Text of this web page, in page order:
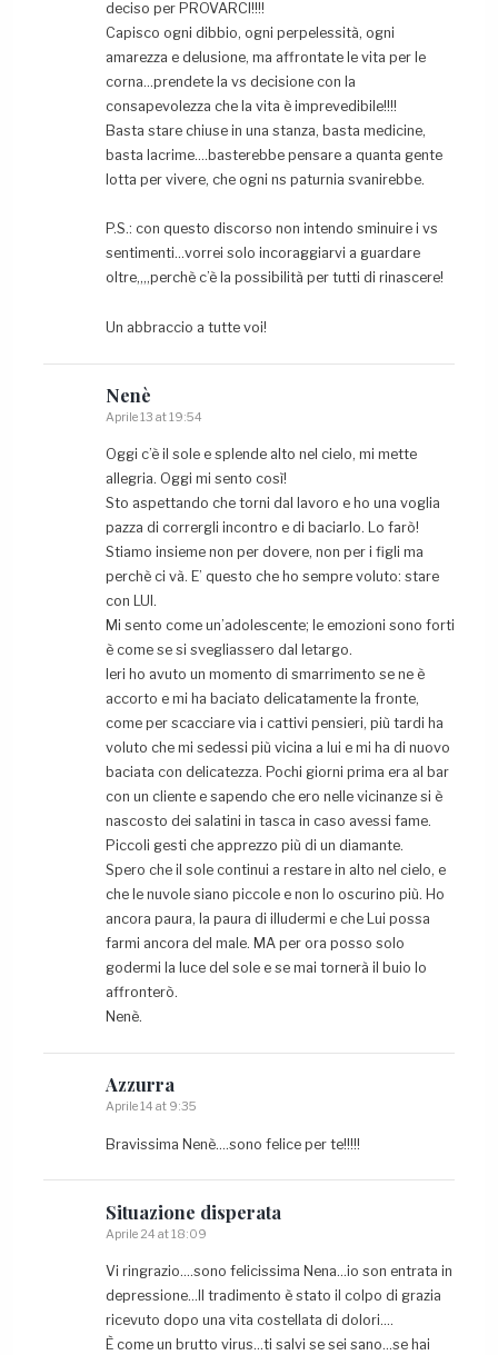
deciso per PROVARCI!!!!
Capisco ogni dibbio, ogni perpelessità, ogni
amarezza e delusione, ma affrontate le vita per le
corna…prendete la vs decisione con la
consapevolezza che la vita è imprevedibile!!!!
Basta stare chiuse in una stanza, basta medicine,
basta lacrime….basterebbe pensare a quanta gente
lotta per vivere, che ogni ns paturnia svanirebbe.
P.S.: con questo discorso non intendo sminuire i vs
sentimenti…vorrei solo incoraggiarvi a guardare
oltre,,,,perchè c’è la possibilità per tutti di rinascere!
Un abbraccio a tutte voi!
Nenè
Aprile 13 at 19:54
Oggi c’è il sole e splende alto nel cielo, mi mette
allegria. Oggi mi sento così!
Sto aspettando che torni dal lavoro e ho una voglia
pazza di corrergli incontro e di baciarlo. Lo farò!
Stiamo insieme non per dovere, non per i figli ma
perchè ci và. E’ questo che ho sempre voluto: stare
con LUI.
Mi sento come un’adolescente; le emozioni sono forti
è come se si svegliassero dal letargo.
Ieri ho avuto un momento di smarrimento se ne è
accorto e mi ha baciato delicatamente la fronte,
come per scacciare via i cattivi pensieri, più tardi ha
voluto che mi sedessi più vicina a lui e mi ha di nuovo
baciata con delicatezza. Pochi giorni prima era al bar
con un cliente e sapendo che ero nelle vicinanze si è
nascosto dei salatini in tasca in caso avessi fame.
Piccoli gesti che apprezzo più di un diamante.
Spero che il sole continui a restare in alto nel cielo, e
che le nuvole siano piccole e non lo oscurino più. Ho
ancora paura, la paura di illudermi e che Lui possa
farmi ancora del male. MA per ora posso solo
godermi la luce del sole e se mai tornerà il buio lo
affronterò.
Nenè.
Azzurra
Aprile 14 at 9:35
Bravissima Nenè….sono felice per te!!!!!
Situazione disperata
Aprile 24 at 18:09
Vi ringrazio….sono felicissima Nena…io son entrata in
depressione…Il tradimento è stato il colpo di grazia
ricevuto dopo una vita costellata di dolori….
È come un brutto virus…ti salvi se sei sano…se hai